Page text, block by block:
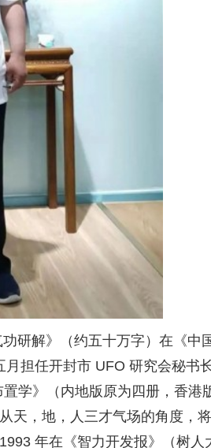
研解》（约五十万字）在《中
担任开封市 UFO 研究会秘书
学》（内地版原为四册，香港
天，地，人三才气场的角度，
年在《智力开发报》（树人